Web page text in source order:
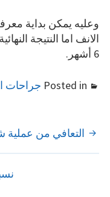
وعليه يمكن بداية
6 أشهر.
Posted in جراحات
POST
NAVIGATION
التعافي من عملية